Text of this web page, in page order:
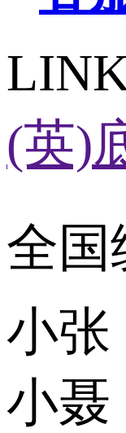
(英)
全国
小张
小聂